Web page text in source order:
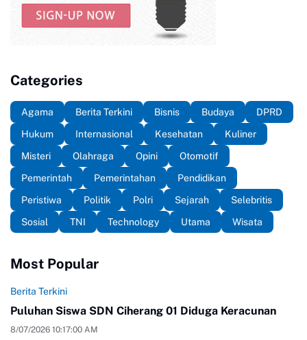
Categories
Agama Berita Terkini Bisnis Budaya
DPRD
Hukum
Internasional Kesehatan
Kuliner
Misteri
Olahraga Opini
Otomotif
Pemerintah
Pemerintahan
Pendidikan
Peristiwa
Politik Polri Sejarah
Selebritis
Sosial
TNI Technology Utama Wisata
Most Popular
Berita Terkini
Puluhan Siswa SDN Ciherang 01 Diduga Keracunan
8/07/2026 10:17:00 AM